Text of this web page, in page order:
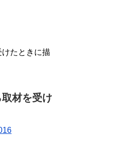
けたときに描
材を受け